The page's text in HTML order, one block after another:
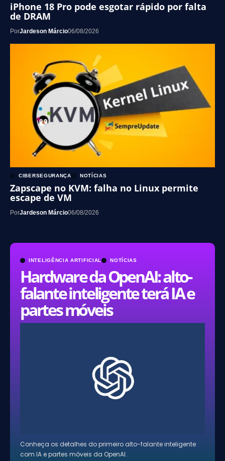
INTELIGÊNCIA ARTIFICIAL NOTÍCIAS
Hardware da OpenAI: alto-
falante inteligente terá IA e
partes móveis
Conheça os detalhes do primeiro alto-falante inteligente
com IA e partes móveis da OpenAI.
iPhone 18 Pro pode esgotar rápido por falta
de DRAM
PorJardeson Márcio06/08/2026
CIBERSEGURANÇA NOTÍCIAS
Zapscape no KVM: falha no Linux permite
escape de VM
PorJardeson Márcio06/08/2026